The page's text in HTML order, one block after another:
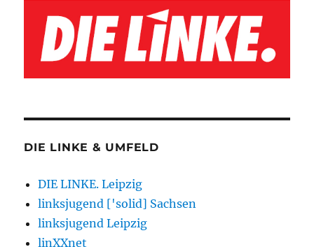
DIE LINKE & UMFELD
DIE LINKE. Leipzig
linksjugend ['solid] Sachsen
linksjugend Leipzig
linXXnet